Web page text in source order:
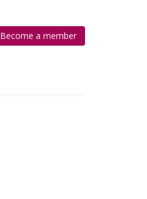
Become a member